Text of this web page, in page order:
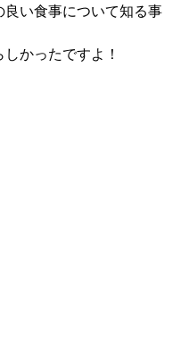
い食事について知る事
かったですよ！